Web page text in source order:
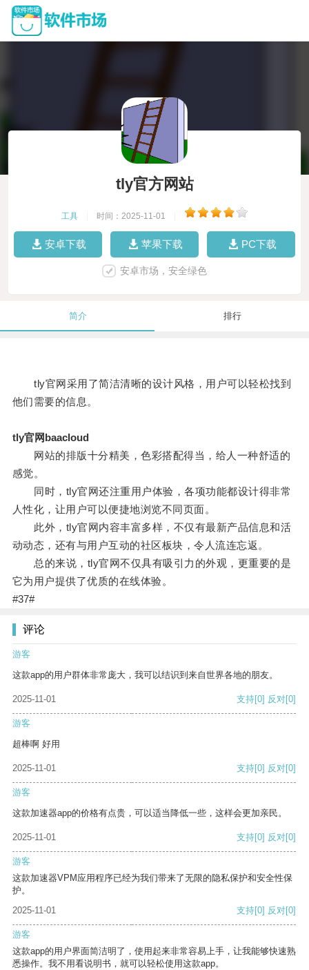
tly官方网站
工具 时间：2025-11-01
安卓下载 苹果下载 PC下载
安卓市场，安全绿色
简介 排行
tly官网采用了简洁清晰的设计风格，用户可以轻松找到
他们需要的信息。
tly官网baacloud
网站的排版十分精美，色彩搭配得当，给人一种舒适的
感觉。
同时，tly官网还注重用户体验，各项功能都设计得非常
人性化，让用户可以便捷地浏览不同页面。
此外，tly官网内容丰富多样，不仅有最新产品信息和活
动动态，还有与用户互动的社区板块，令人流连忘返。
总的来说，tly官网不仅具有吸引力的外观，更重要的是
它为用户提供了优质的在线体验。
#37#
评论
游客
这款app的用户群体非常庞大，我可以结识到来自世界各地的朋友。
2025-11-01 支持[0] 反对[0]
游客
超棒啊 好用
2025-11-01 支持[0] 反对[0]
游客
这款加速器app的价格有点贵，可以适当降低一些，这样会更加亲民。
2025-11-01 支持[0] 反对[0]
游客
这款加速器VPM应用程序已经为我们带来了无限的隐私保护和安全性保
护。
2025-11-01
支持[0] 反对[0]
游客
这款app的用户界面简洁明了，使用起来非常容易上手，让我能够快速熟
悉操作。我不用看说明书，就可以轻松使用这款app。